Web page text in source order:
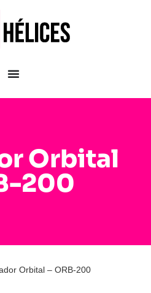
Orbital
200
Orbital – ORB-200